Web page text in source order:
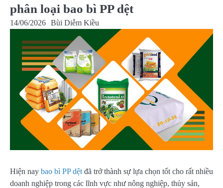
phân loại bao bì PP dệt
14/06/2026 Bùi Diễm Kiều
Hiện nay bao bì PP dệt đã trở thành sự lựa chọn tốt cho rất nhiều
doanh nghiệp trong các lĩnh vực như nông nghiệp, thủy sản,